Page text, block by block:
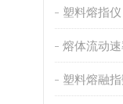
塑料熔指仪
熔体流动
塑料熔融